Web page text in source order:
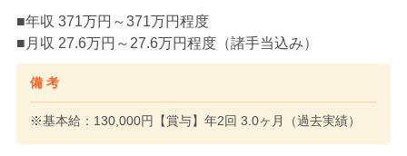
■年収 371万円～371万円程度
■月収 27.6万円～27.6万円程度（諸手当込み）
備 考
※基本給：130,000円【賞与】年2回 3.0ヶ月（過去実績）